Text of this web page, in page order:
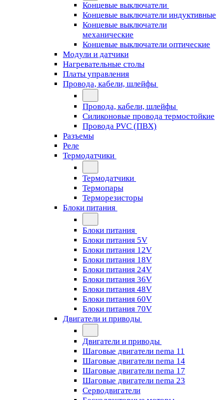
Концевые выключатели
Концевые выключатели индуктивные
Концевые выключатели
механические
Концевые выключатели оптические
Модули и датчики
Нагревательные столы
Платы управления
Провода, кабели, шлейфы
Провода, кабели, шлейфы
Силиконовые провода термостойкие
Провода PVC (ПВХ)
Разъемы
Реле
Термодатчики
Термодатчики
Термопары
Терморезисторы
Блоки питания
Блоки питания
Блоки питания 5V
Блоки питания 12V
Блоки питания 18V
Блоки питания 24V
Блоки питания 36V
Блоки питания 48V
Блоки питания 60V
Блоки питания 70V
Двигатели и приводы
Двигатели и приводы
Шаговые двигатели nema 11
Шаговые двигатели nema 14
Шаговые двигатели nema 17
Шаговые двигатели nema 23
Cерводвигатели